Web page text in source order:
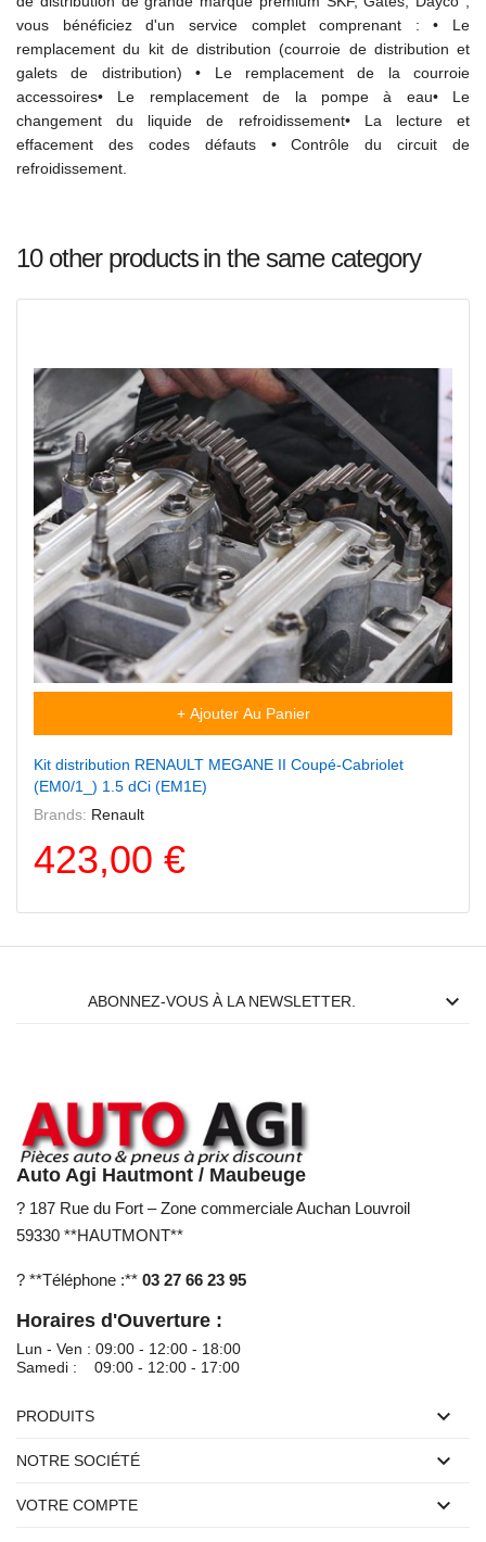
vous bénéficiez d'un service complet comprenant : • Le
remplacement du kit de distribution (courroie de distribution et
galets de distribution) • Le remplacement de la courroie
accessoires• Le remplacement de la pompe à eau• Le
changement du liquide de refroidissement• La lecture et
effacement des codes défauts • Contrôle du circuit de
refroidissement.
10 other productsin the same category
+ Ajouter Au Panier
Kit distribution RENAULT MEGANE II Coupé-Cabriolet
(EM0/1_) 1.5 dCi (EM1E)
Brands: Renault
423,00 €
ABONNEZ-VOUS À LA NEWSLETTER. 
Auto Agi Hautmont / Maubeuge
? 187 Rue du Fort – Zone commerciale Auchan Louvroil
59330 **HAUTMONT**
? **Téléphone :** 03 27 66 23 95
Horaires d'Ouverture :
Lun - Ven : 09:00 - 12:00 - 18:00
Samedi : 09:00 - 12:00 - 17:00
PRODUITS 
NOTRE SOCIÉTÉ 
VOTRE COMPTE 